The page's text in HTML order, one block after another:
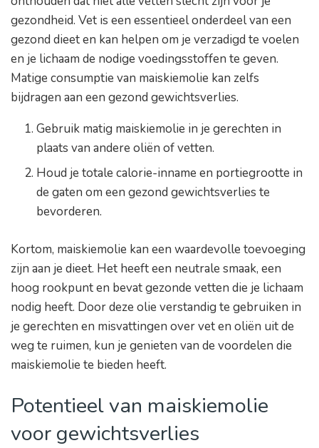
gezondheid. Vet is een essentieel onderdeel van een
gezond dieet en kan helpen om je verzadigd te voelen
en je lichaam de nodige voedingsstoffen te geven.
Matige consumptie van maiskiemolie kan zelfs
bijdragen aan een gezond gewichtsverlies.
Gebruik matig maiskiemolie in je gerechten in
plaats van andere oliën of vetten.
Houd je totale calorie-inname en portiegrootte in
de gaten om een gezond gewichtsverlies te
bevorderen.
Kortom, maiskiemolie kan een waardevolle toevoeging
zijn aan je dieet. Het heeft een neutrale smaak, een
hoog rookpunt en bevat gezonde vetten die je lichaam
nodig heeft. Door deze olie verstandig te gebruiken in
je gerechten en misvattingen over vet en oliën uit de
weg te ruimen, kun je genieten van de voordelen die
maiskiemolie te bieden heeft.
Potentieel van maiskiemolie
voor gewichtsverlies